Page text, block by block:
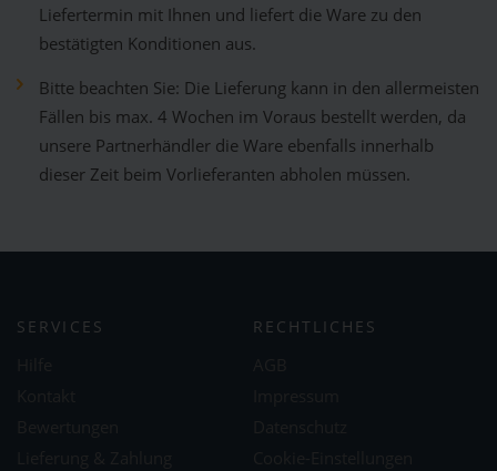
Liefertermin mit Ihnen und liefert die Ware zu den
bestätigten Konditionen aus.
Bitte beachten Sie: Die Lieferung kann in den allermeisten
Fällen bis max. 4 Wochen im Voraus bestellt werden, da
unsere Partnerhändler die Ware ebenfalls innerhalb
dieser Zeit beim Vorlieferanten abholen müssen.
SERVICES RECHTLICHES